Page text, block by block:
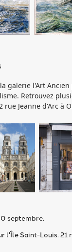
galerie l'Art Ancien
Retrouvez
rue Jeanne d'Arc à
septembre.
l'Île Saint-Louis. 21